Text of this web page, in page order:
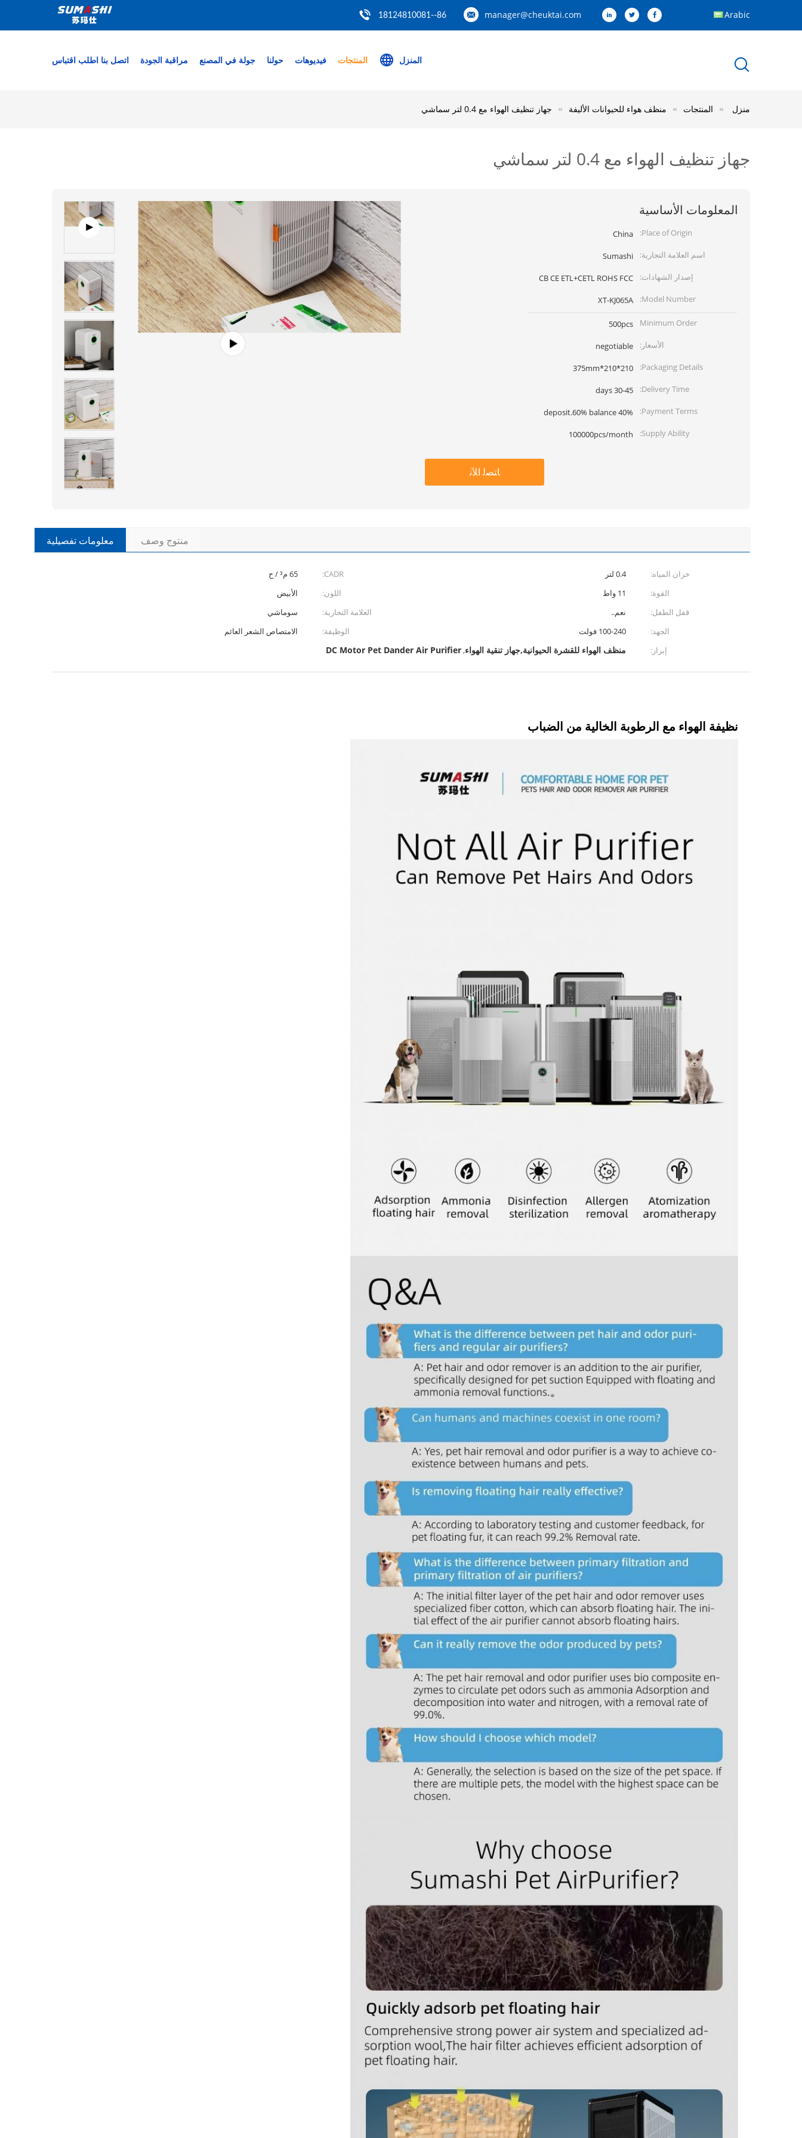
manager@cheuktai.com
86--18124810081 Arabic
المنزل المنتجات فيديوهات حولنا جولة في المصنع مراقبة الجودة اتصل بنا اطلب اقتباس
منزل المنتجات منظف هواء للحيوانات الأليفة جهاز تنظيف الهواء مع 0.4 لتر سماشي
جهاز تنظيف الهواء مع 0.4 لتر سماشي
المعلومات الأساسية
Place of Origin:
China
اسم العلامة التجارية:
Sumashi
إصدار الشهادات:
CB CE ETL+CETL ROHS FCC
Model Number:
XT-KJ065A
Minimum Order
Quantity:
500pcs
الأسعار:
negotiable
Packaging Details:
210*210*375mm
Delivery Time:
30-45 days
Payment Terms:
40% deposit.60% balance
Supply Ability:
100000pcs/month
ﺎﺘﺼﻟ ﺍﻶﻧ
معلومات تفصيلية منتوج وصف
خزان المياه: 0.4 لتر CADR:
65 م³ / ح
القوة:
11 واط اللون:
الأبيض
قفل الطفل:
نعم.. العلامة التجارية:
سوماشي
الجهد:
100-240 فولت الوظيفة:
الامتصاص الشعر العائم
إبراز:
منظف الهواء للقشرة الحيوانية,جهاز تنقية الهواء,
DC Motor Pet Dander Air Purifier
نظيفة الهواء مع الرطوبة الخالية من الضباب